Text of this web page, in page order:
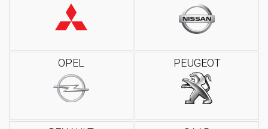
OPEL PEUGEOT